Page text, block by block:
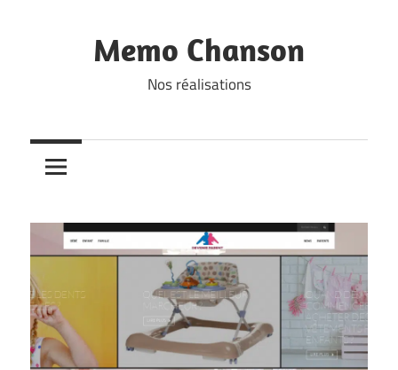
Memo Chanson
Nos réalisations